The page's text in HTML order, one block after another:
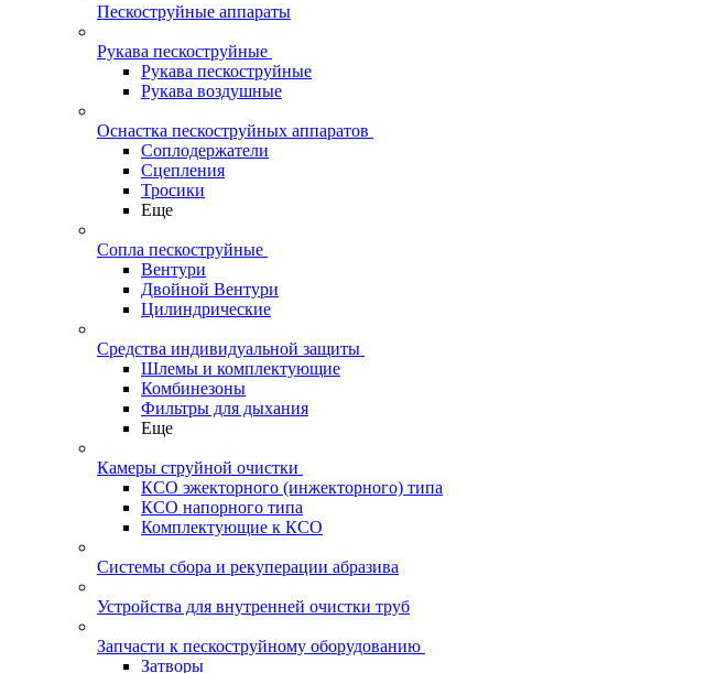
Пескоструйные аппараты
Рукава пескоструйные
Рукава пескоструйные
Рукава воздушные
Оснастка пескоструйных аппаратов
Соплодержатели
Сцепления
Тросики
Еще
Сопла пескоструйные
Вентури
Двойной Вентури
Цилиндрические
Средства индивидуальной защиты
Шлемы и комплектующие
Комбинезоны
Фильтры для дыхания
Еще
Камеры струйной очистки
КСО эжекторного (инжекторного) типа
КСО напорного типа
Комплектующие к КСО
Системы сбора и рекуперации абразива
Устройства для внутренней очистки труб
Запчасти к пескоструйному оборудованию
Затворы